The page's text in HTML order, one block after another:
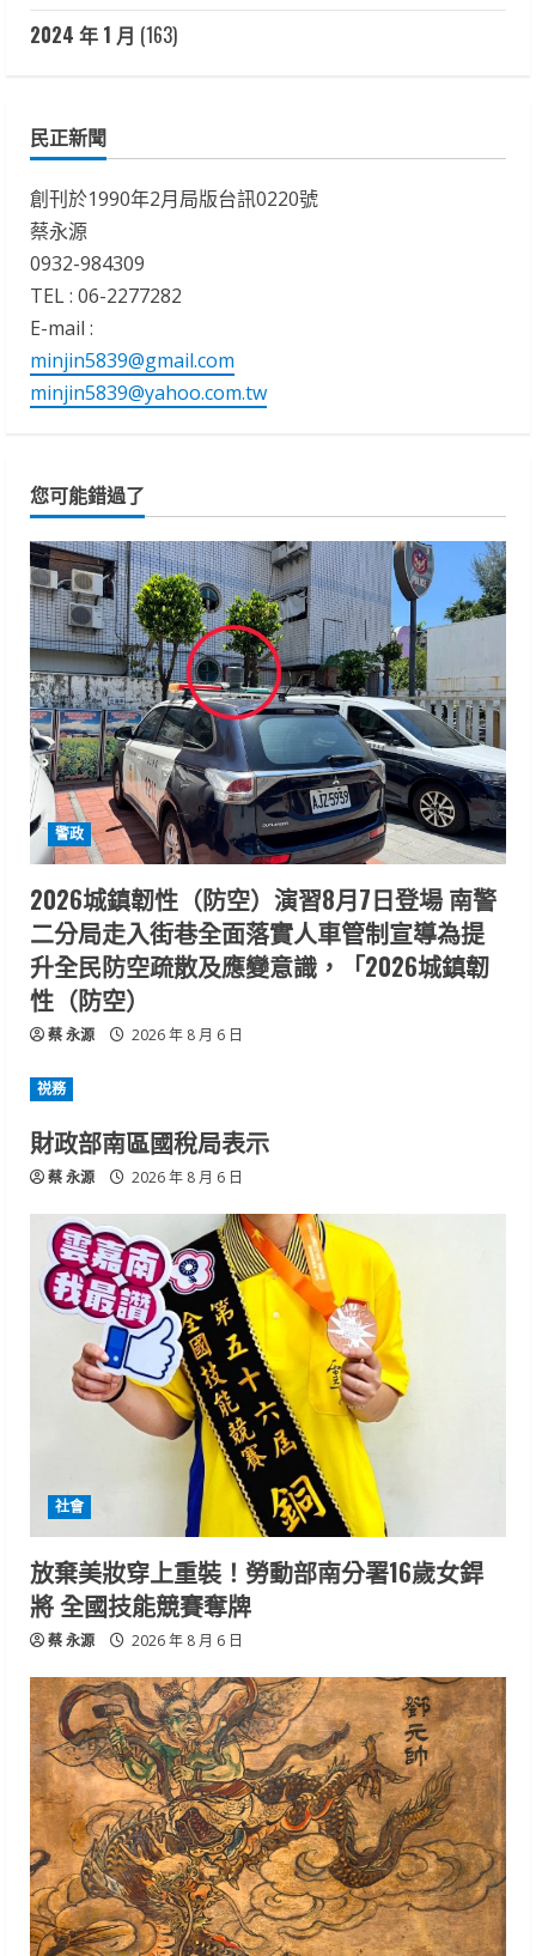
2024 年 1 月 (163)
民正新聞
創刊於1990年2月局版台訊0220號
蔡永源
0932-984309
TEL : 06-2277282
E-mail :
minjin5839@gmail.com
minjin5839@yahoo.com.tw
您可能錯過了
警政
2026城鎮韌性（防空）演習8月7日登場 南警
二分局走入街巷全面落實人車管制宣導為提
升全民防空疏散及應變意識，「2026城鎮韌
性（防空）
蔡 永源 2026 年 8 月 6 日
祱務
財政部南區國稅局表示
蔡 永源 2026 年 8 月 6 日
社會
放棄美妝穿上重裝！勞動部南分署16歲女銲
將 全國技能競賽奪牌
蔡 永源 2026 年 8 月 6 日